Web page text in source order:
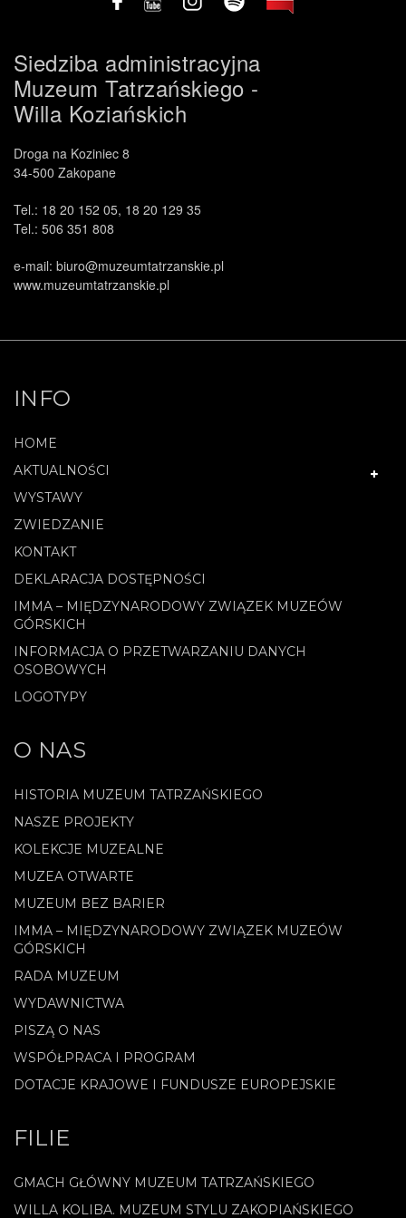
Siedziba administracyjna
Muzeum Tatrzańskiego -
Willa Koziańskich
Droga na Koziniec 8
34-500 Zakopane
Tel.: 18 20 152 05, 18 20 129 35
Tel.: 506 351 808
e-mail: biuro@muzeumtatrzanskie.pl
www.muzeumtatrzanskie.pl
INFO
HOME
AKTUALNOŚCI
WYSTAWY
ZWIEDZANIE
KONTAKT
DEKLARACJA DOSTĘPNOŚCI
IMMA – MIĘDZYNARODOWY ZWIĄZEK MUZEÓW
GÓRSKICH
INFORMACJA O PRZETWARZANIU DANYCH
OSOBOWYCH
LOGOTYPY
O NAS
HISTORIA MUZEUM TATRZAŃSKIEGO
NASZE PROJEKTY
KOLEKCJE MUZEALNE
MUZEA OTWARTE
MUZEUM BEZ BARIER
IMMA – MIĘDZYNARODOWY ZWIĄZEK MUZEÓW
GÓRSKICH
RADA MUZEUM
WYDAWNICTWA
PISZĄ O NAS
WSPÓŁPRACA I PROGRAM
DOTACJE KRAJOWE I FUNDUSZE EUROPEJSKIE
FILIE
GMACH GŁÓWNY MUZEUM TATRZAŃSKIEGO
WILLA KOLIBA. MUZEUM STYLU ZAKOPIAŃSKIEGO